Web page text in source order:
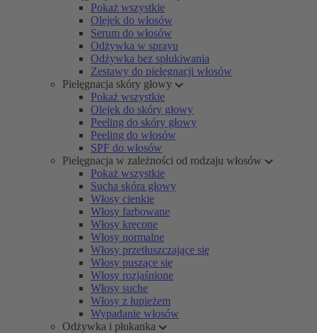
Pokaż wszystkie
Olejek do włosów
Serum do włosów
Odżywka w sprayu
Odżywka bez spłukiwania
Zestawy do pielęgnacji włosów
Pielęgnacja skóry głowy
Pokaż wszystkie
Olejek do skóry głowy
Peeling do skóry głowy
Peeling do włosów
SPF do włosów
Pielęgnacja w zależności od rodzaju włosów
Pokaż wszystkie
Sucha skóra głowy
Włosy cienkie
Włosy farbowane
Włosy kręcone
Włosy normalne
Włosy przetłuszczające się
Włosy puszące się
Włosy rozjaśnione
Włosy suche
Włosy z łupieżem
Wypadanie włosów
Odżywka i płukanka